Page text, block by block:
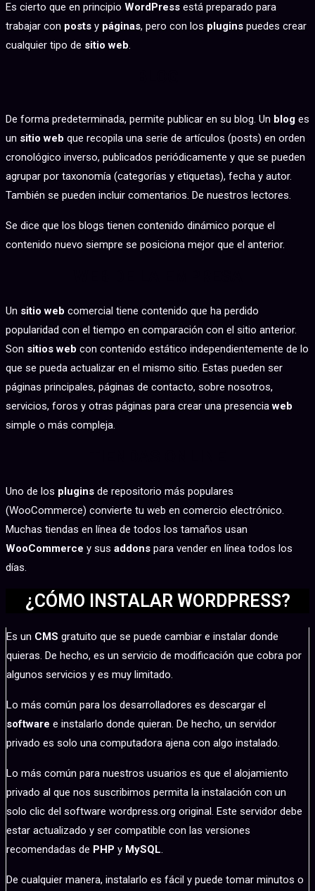
Es cierto que en principio WordPress está preparado para
trabajar con posts y páginas, pero con los plugins puedes crear
cualquier tipo de sitio web.
De forma predeterminada, permite publicar en su blog. Un blog es
un sitio web que recopila una serie de artículos (posts) en orden
cronológico inverso, publicados periódicamente y que se pueden
agrupar por taxonomía (categorías y etiquetas), fecha y autor.
También se pueden incluir comentarios. De nuestros lectores.
Se dice que los blogs tienen contenido dinámico porque el
contenido nuevo siempre se posiciona mejor que el anterior.
Un sitio web comercial tiene contenido que ha perdido
popularidad con el tiempo en comparación con el sitio anterior.
Son sitios web con contenido estático independientemente de lo
que se pueda actualizar en el mismo sitio. Estas pueden ser
páginas principales, páginas de contacto, sobre nosotros,
servicios, foros y otras páginas para crear una presenciaweb
simple o más compleja.
Uno de los plugins de repositorio más populares
(WooCommerce) convierte tu web en comercio electrónico.
Muchas tiendas en línea de todos los tamaños usan
WooCommerce y sus addons para vender en línea todos los
días.
¿CÓMO INSTALAR WORDPRESS?
Es un CMS gratuito que se puede cambiar e instalar donde
quieras. De hecho, es un servicio de modificación que cobra por
algunos servicios y es muy limitado.
Lo más común para los desarrolladores es descargar el
software e instalarlo donde quieran. De hecho, un servidor
privado es solo una computadora ajena con algo instalado.
Lo más común para nuestros usuarios es que el alojamiento
privado al que nos suscribimos permita la instalación con un
solo clic del software wordpress.org original. Este servidor debe
estar actualizado y ser compatible con las versiones
recomendadas de PHP y MySQL.
De cualquier manera, instalarlo es fácil y puede tomar minutos o